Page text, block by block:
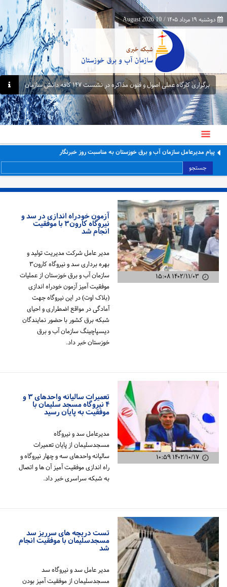
دوشنبه ۱۹ مرداد ۱۴۰۵ /
10 August 2026
برگزاری کارگاه عملی اصول و فنون مذاکره در نشست ۱۴۷ کافه دانش سازمان
پیام مدیرعامل سازمان آب و برق خوزستان به مناسبت روز خبرنگار
جستجو
۱۴۰۲/۱۱/۰۳ ۱۵:۰۸
آزمون خودراه اندازی در سد و
نیروگاه کارون۳ با موفقیت
انجام شد
مدیر عامل شرکت مدیریت تولید و
بهره برداری سد و نیروگاه کارون۳
سازمان آب و برق خوزستان از عملیات
موفقیت آمیز آزمون خودراه اندازی
(بلاک اوت) در این نیروگاه جهت
آمادگی در مواقع اضطراری و احیای
شبکه برق کشور با حضور نمایندگان
دیسپاچینگ سازمان آب و برق
خوزستان خبر داد.
۱۴۰۲/۱۰/۱۷ ۱۰:۵۹
تعمیرات سالیانه واحدهای ۳ و
۴ نیروگاه مسجد سلیمان با
موفقیت به پایان رسید
مدیرعامل سد و نیروگاه
مسجدسلیمان از پایان تعمیرات
سالیانه واحدهای سه و چهار نیروگاه و
راه اندازی موفقیت آمیز آن ها و اتصال
به شبکه سراسری خبر داد.
تست دریچه های سرریز سد
مسجدسلیمان با موفقیت انجام
شد
مدیر عامل سد و نیروگاه سد
مسجدسلیمان از موفقیت آمیز بودن